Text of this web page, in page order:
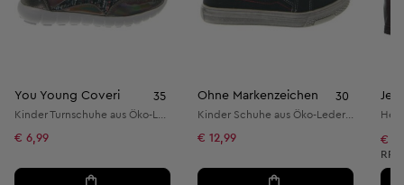
You Young Coveri 35
€ 6,99
Ohne Markenzeichen 30
€ 12,99 €
RRP